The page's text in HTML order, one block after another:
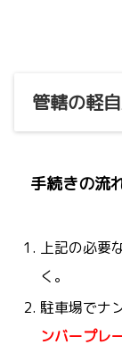
管轄の軽
手続きの流
上記の必要
く。
駐車場でナ
ンバープレ